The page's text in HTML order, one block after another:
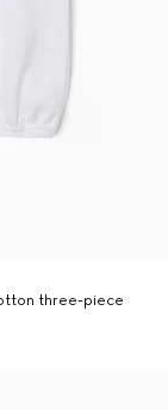
three-piece